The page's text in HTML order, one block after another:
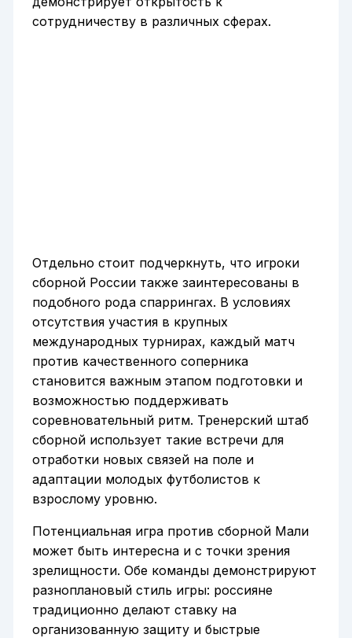
сотрудничеству в различных сферах.
Отдельно стоит подчеркнуть, что игроки
сборной России также заинтересованы в
подобного рода спаррингах. В условиях
отсутствия участия в крупных
международных турнирах, каждый матч
против качественного соперника
становится важным этапом подготовки и
возможностью поддерживать
соревновательный ритм. Тренерский штаб
сборной использует такие встречи для
отработки новых связей на поле и
адаптации молодых футболистов к
взрослому уровню.
Потенциальная игра против сборной Мали
может быть интересна и с точки зрения
зрелищности. Обе команды демонстрируют
разноплановый стиль игры: россияне
традиционно делают ставку на
организованную защиту и быстрые